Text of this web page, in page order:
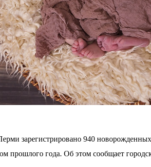
зарегистрировано 940
прошлого года. Об этом сообщает